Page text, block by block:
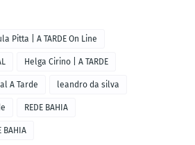
Pitta | A TARDE On Line
Helga Cirino | A TARDE
A Tarde leandro da silva
REDE BAHIA
BAHIA